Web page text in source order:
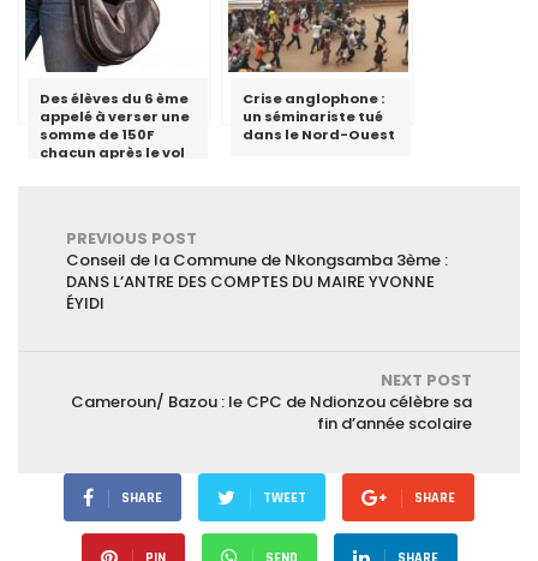
Des élèves du 6 ème
appelé à verser une
somme de 150F
chacun après le vol
Crise anglophone :
un séminariste tué
dans le Nord-Ouest
PREVIOUS POST
Conseil de la Commune de Nkongsamba 3ème :
DANS L’ANTRE DES COMPTES DU MAIRE YVONNE
ÉYIDI
NEXT POST
Cameroun/ Bazou : le CPC de Ndionzou célèbre sa
fin d’année scolaire
SHARE TWEET SHARE